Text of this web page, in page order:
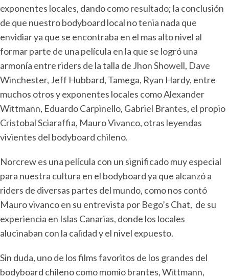
exponentes locales, dando como resultado; la conclusión
de que nuestro bodyboard local no tenia nada que
envidiar ya que se encontraba en el mas alto nivel al
formar parte de una película en la que se logró una
armonía entre riders de la talla de Jhon Showell, Dave
Winchester, Jeff Hubbard, Tamega, Ryan Hardy, entre
muchos otros y exponentes locales como Alexander
Wittmann, Eduardo Carpinello, Gabriel Brantes, el propio
Cristobal Sciaraffia, Mauro Vivanco, otras leyendas
vivientes del bodyboard chileno.
Norcrew es una película con un significado muy especial
para nuestra cultura en el bodyboard ya que alcanzó a
riders de diversas partes del mundo, como nos contó
Mauro vivanco en su entrevista por Bego’s Chat, de su
experiencia en Islas Canarias, donde los locales
alucinaban con la calidad y el nivel expuesto.
Sin duda, uno de los films favoritos de los grandes del
bodyboard chileno como momio brantes, Wittmann,